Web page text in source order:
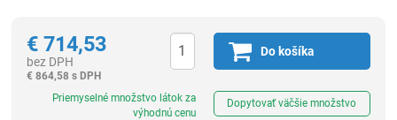
€ 714,53
bez DPH
€ 864,58 s DPH
Do košíka
Priemyselné množstvo látok za
výhodnú cenu
Dopytovať väčšie množstvo